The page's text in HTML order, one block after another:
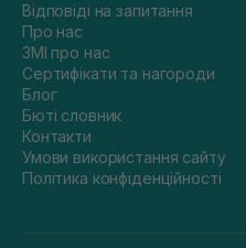
Відповіді на запитання
Про нас
ЗМІ про нас
Сертифікати та нагороди
Блог
Бюті словник
Контакти
Умови використання сайту
Політика конфіденційності